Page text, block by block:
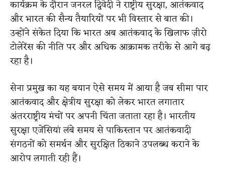
कार्यक्रम के दौरान जनरल द्विवेदी ने राष्ट्रीय सुरक्षा, आतंकवाद
और भारत की सैन्य तैयारियों पर भी विस्तार से बात की।
उन्होंने संकेत दिया कि भारत अब आतंकवाद के खिलाफ ज़ीरो
टोलेरेंस की नीति पर और अधिक आक्रामक तरीके से आगे बढ़
रहा है।
सेना प्रमुख का यह बयान ऐसे समय में आया है जब सीमा पार
आतंकवाद और क्षेत्रीय सुरक्षा को लेकर भारत लगातार
अंतरराष्ट्रीय मंचों पर अपनी चिंता जताता रहा है। भारतीय
सुरक्षा एजेंसियां लंबे समय से पाकिस्तान पर आतंकवादी
संगठनों को समर्थन और सुरक्षित ठिकाने उपलब्ध कराने के
आरोप लगाती रही हैं।